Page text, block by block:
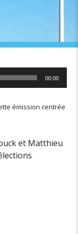
00:00
émission centrée
et Matthieu